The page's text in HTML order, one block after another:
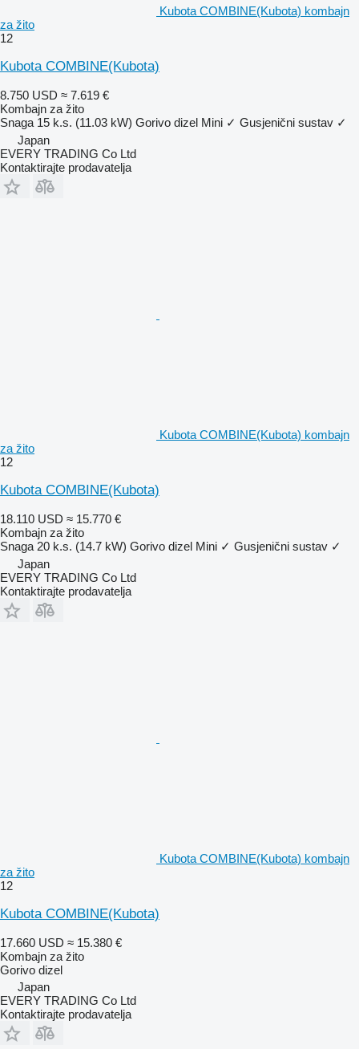
Kubota COMBINE(Kubota) kombajn
za žito
12
Kubota COMBINE(Kubota)
8.750 USD ≈ 7.619 €
Kombajn za žito
Snaga 15 k.s. (11.03 kW) Gorivo dizel Mini ✓ Gusjenični sustav ✓
Japan
EVERY TRADING Co Ltd
Kontaktirajte prodavatelja
Kubota COMBINE(Kubota) kombajn
za žito
12
Kubota COMBINE(Kubota)
18.110 USD ≈ 15.770 €
Kombajn za žito
Snaga 20 k.s. (14.7 kW) Gorivo dizel Mini ✓ Gusjenični sustav ✓
Japan
EVERY TRADING Co Ltd
Kontaktirajte prodavatelja
Kubota COMBINE(Kubota) kombajn
za žito
12
Kubota COMBINE(Kubota)
17.660 USD ≈ 15.380 €
Kombajn za žito
Gorivo dizel
Japan
EVERY TRADING Co Ltd
Kontaktirajte prodavatelja